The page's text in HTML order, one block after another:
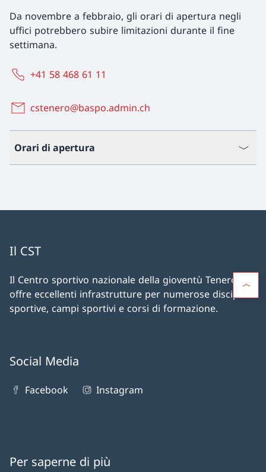
Da novembre a febbraio, gli orari di apertura negli
uffici potrebbero subire limitazioni durante il fine
settimana.
+41 58 468 61 11
cstenero@baspo.admin.ch
Orari di apertura
Il CST
Il Centro sportivo nazionale della gioventù Tenero CST
offre eccellenti infrastrutture per numerose discipline
sportive, campi sportivi e corsi di formazione.
Social Media
Facebook Instagram
Per saperne di più